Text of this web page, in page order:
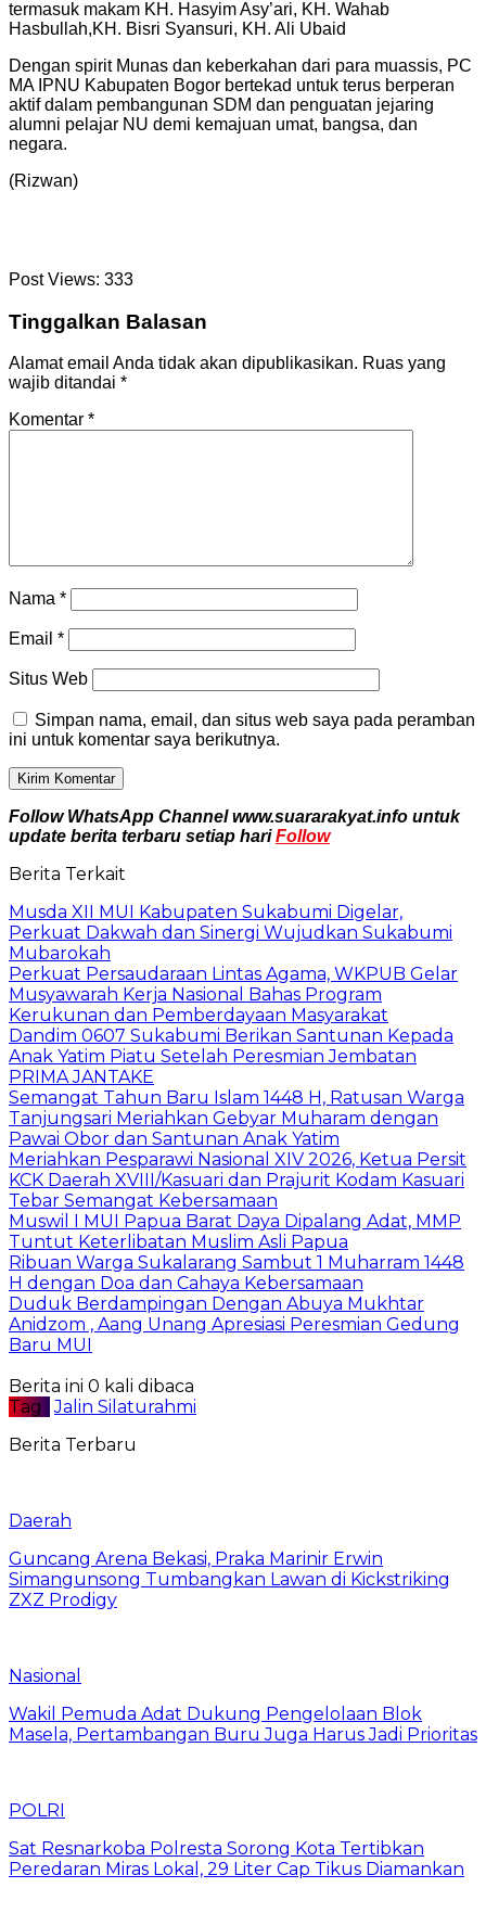
termasuk makam KH. Hasyim Asy’ari, KH. Wahab
Hasbullah,KH. Bisri Syansuri, KH. Ali Ubaid
Dengan spirit Munas dan keberkahan dari para muassis, PC
MA IPNU Kabupaten Bogor bertekad untuk terus berperan
aktif dalam pembangunan SDM dan penguatan jejaring
alumni pelajar NU demi kemajuan umat, bangsa, dan
negara.
(Rizwan)
Post Views: 333
Tinggalkan Balasan
Alamat email Anda tidak akan dipublikasikan. Ruas yang
wajib ditandai *
Komentar *
Nama *
Email *
Situs Web
Simpan nama, email, dan situs web saya pada peramban
ini untuk komentar saya berikutnya.
Follow WhatsApp Channel www.suararakyat.info untuk
update berita terbaru setiap hariFollow
Berita Terkait
Musda XII MUI Kabupaten Sukabumi Digelar,
Perkuat Dakwah dan Sinergi Wujudkan Sukabumi
Mubarokah
Perkuat Persaudaraan Lintas Agama, WKPUB Gelar
Musyawarah Kerja Nasional Bahas Program
Kerukunan dan Pemberdayaan Masyarakat
Dandim 0607 Sukabumi Berikan Santunan Kepada
Anak Yatim Piatu Setelah Peresmian Jembatan
PRIMA JANTAKE
Semangat Tahun Baru Islam 1448 H, Ratusan Warga
Tanjungsari Meriahkan Gebyar Muharam dengan
Pawai Obor dan Santunan Anak Yatim
Meriahkan Pesparawi Nasional XIV 2026, Ketua Persit
KCK Daerah XVIII/Kasuari dan Prajurit Kodam Kasuari
Tebar Semangat Kebersamaan
Muswil I MUI Papua Barat Daya Dipalang Adat, MMP
Tuntut Keterlibatan Muslim Asli Papua
Ribuan Warga Sukalarang Sambut 1 Muharram 1448
H dengan Doa dan Cahaya Kebersamaan
Duduk Berdampingan Dengan Abuya Mukhtar
Anidzom , Aang Unang Apresiasi Peresmian Gedung
Baru MUI
Berita ini 0 kali dibaca
Tag : Jalin Silaturahmi
Berita Terbaru
Daerah
Guncang Arena Bekasi, Praka Marinir Erwin
Simangunsong Tumbangkan Lawan di Kickstriking
ZXZ Prodigy
Nasional
Wakil Pemuda Adat Dukung Pengelolaan Blok
Masela, Pertambangan Buru Juga Harus Jadi Prioritas
POLRI
Sat Resnarkoba Polresta Sorong Kota Tertibkan
Peredaran Miras Lokal, 29 Liter Cap Tikus Diamankan